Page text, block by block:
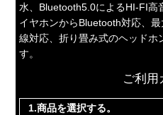
水、Bluetooth5.0によるHI-FI高
イヤホンからBluetooth対応、
線対応、折り畳み式のヘッドホ
す。
ご利用
1.商品を選択する。